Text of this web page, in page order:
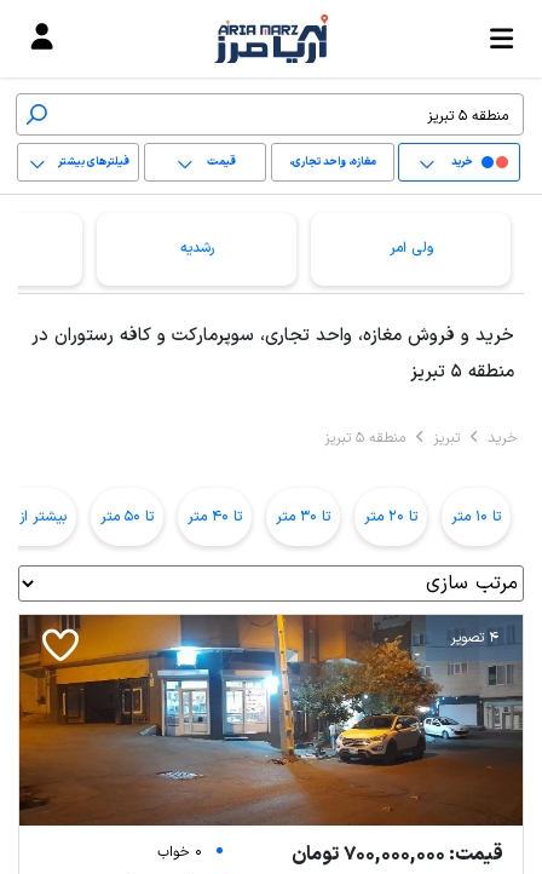
خرید مغازه، واحد تجاری،
سوپرمارکت و کافه
قیمت فیلترهای بیشتر
پاک کردن محدوده
ولی امر رشدیه
خرید و فروش مغازه، واحد تجاری، سوپرمارکت و کافه رستوران در
منطقه 5 تبریز
خرید تبریز منطقه 5 تبریز
تا 10 متر تا 20 متر تا 30 متر تا 40 متر تا 50 متر بیشتر از 50 متر
4 تصویر
قیمت: 700,000,000 تومان
0 خواب